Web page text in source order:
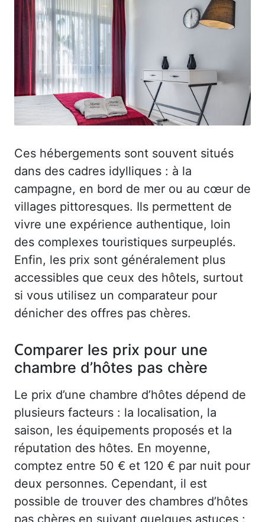
Ces hébergements sont souvent situés
dans des cadres idylliques : à la
campagne, en bord de mer ou au cœur de
villages pittoresques. Ils permettent de
vivre une expérience authentique, loin
des complexes touristiques surpeuplés.
Enfin, les prix sont généralement plus
accessibles que ceux des hôtels, surtout
si vous utilisez un comparateur pour
dénicher des offres pas chères.
Comparer les prix pour une
chambre d’hôtes pas chère
Le prix d’une chambre d’hôtes dépend de
plusieurs facteurs : la localisation, la
saison, les équipements proposés et la
réputation des hôtes. En moyenne,
comptez entre 50 € et 120 € par nuit pour
deux personnes. Cependant, il est
possible de trouver des chambres d’hôtes
pas chères en suivant quelques astuces :